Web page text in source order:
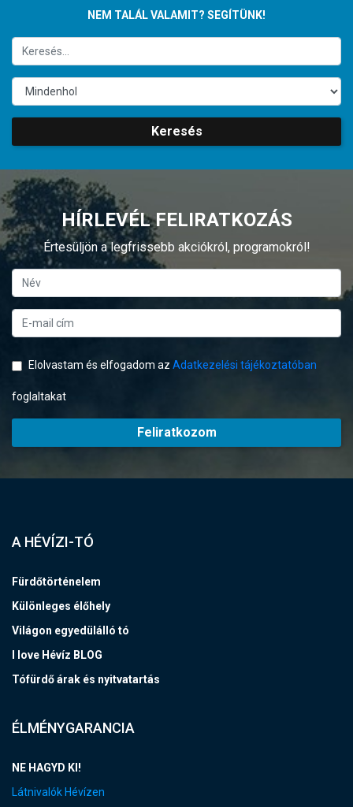
NEM TALÁL VALAMIT? SEGÍTÜNK!
Keresés
HÍRLEVÉL FELIRATKOZÁS
Értesüljön a legfrissebb akciókról, programokról!
Elolvastam és elfogadom az Adatkezelési tájékoztatóban
foglaltakat
Feliratkozom
A HÉVÍZI-TÓ
Fürdőtörténelem
Különleges élőhely
Világon egyedülálló tó
I love Hévíz BLOG
Tófürdő árak és nyitvatartás
ÉLMÉNYGARANCIA
NE HAGYD KI!
Látnivalók Hévízen